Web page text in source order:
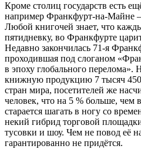
Кроме столиц государств есть
например Франкфурт-на-Майне
Любой книгочей знает, что
пятидневку, во Франкфурте
Недавно закончилась 71-я
проходившая под слоганом
в эпоху глобального перелома».
книжную продукцию 7 тысяч 450
стран мира, посетителей же
человек, что на 5 % больше, чем
старается шагать в ногу со
некий гибрид торговой
тусовки и шоу. Чем не повод её
гарантированно не придётся.